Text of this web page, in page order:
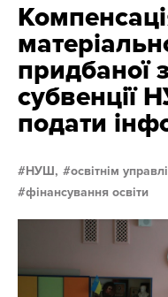
придбаної
подати
НУШ, освітнім
фінансування освіти